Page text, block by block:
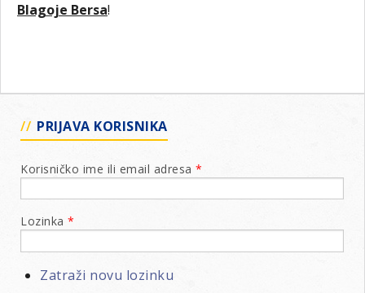
Blagoje Bersa!
PRIJAVA KORISNIKA
Korisničko ime ili email adresa *
Lozinka *
Zatraži novu lozinku